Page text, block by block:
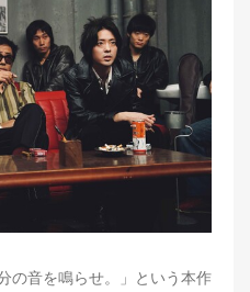
の音を鳴らせ。」という本作